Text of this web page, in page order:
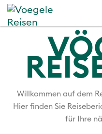
Willkommen auf dem
Hier finden Sie
für Ihre